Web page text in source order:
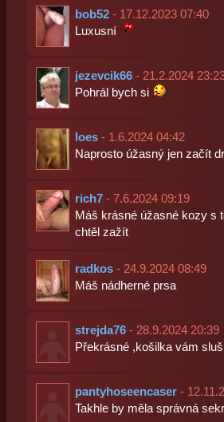
bob52- 17.12.2023 07:40
Luxusní
jezevcik66- 21.2.2024
Pohrál bych si
loes- 1.6.2024 04:42
Naprosto úžasný jen začít
rich7- 7.6.2024 09:19
Máš krásné úžasné kozy s
chtěl zažít
radkos- 24.9.2024 08:49
Máš nádherné prsa
strejda76- 28.9.2024 20:39
Překrásné ,košilka vám
pantyhoseencaser-
Takhle by měla správná